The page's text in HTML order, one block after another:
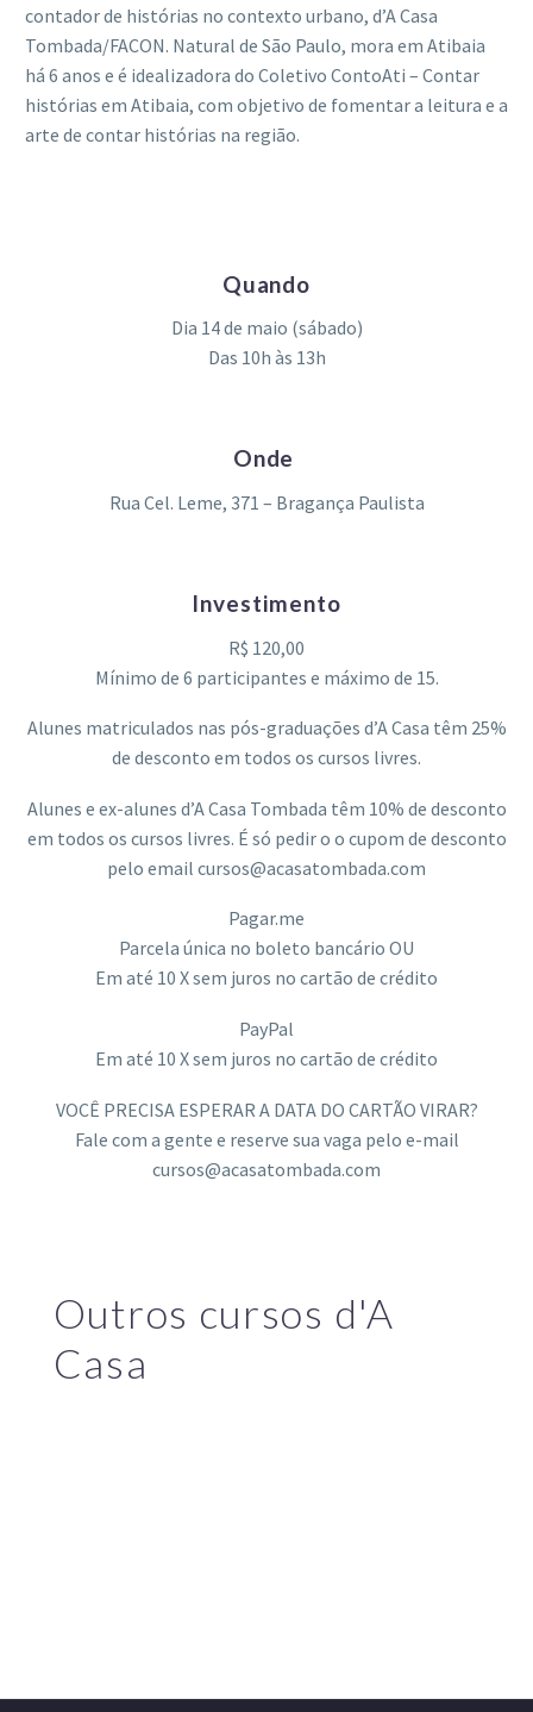
contador de histórias no contexto urbano, d’A Casa
Tombada/FACON. Natural de São Paulo, mora em Atibaia
há 6 anos e é idealizadora do Coletivo ContoAti – Contar
histórias em Atibaia, com objetivo de fomentar a leitura e a
arte de contar histórias na região.
Quando
Dia 14 de maio (sábado)
Das 10h às 13h
Onde
Rua Cel. Leme, 371 – Bragança Paulista
Investimento
R$ 120,00
Mínimo de 6 participantes e máximo de 15.
Alunes matriculados nas pós-graduações d’A Casa têm 25%
de desconto em todos os cursos livres.
Alunes e ex-alunes d’A Casa Tombada têm 10% de desconto
em todos os cursos livres. É só pedir o o cupom de desconto
pelo email cursos@acasatombada.com
Pagar.me
Parcela única no boleto bancário OU
Em até 10 X sem juros no cartão de crédito
PayPal
Em até 10 X sem juros no cartão de crédito
VOCÊ PRECISA ESPERAR A DATA DO CARTÃO VIRAR?
Fale com a gente e reserve sua vaga pelo e-mail
cursos@acasatombada.com
Outros cursos d'A
Casa